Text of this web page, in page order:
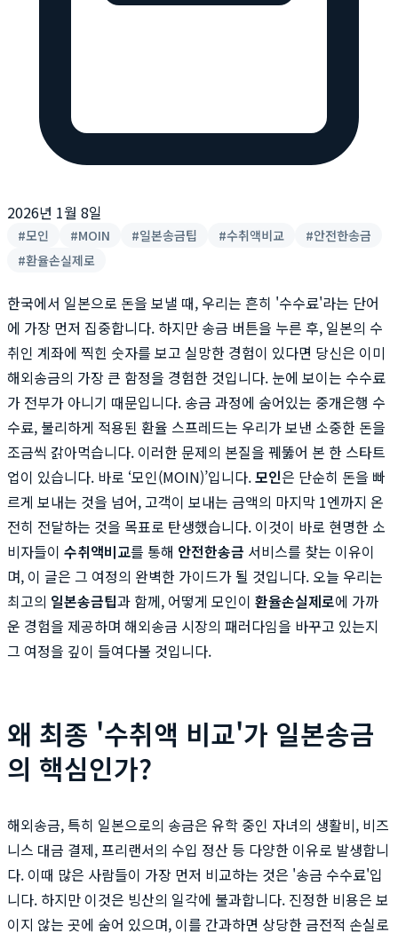
2026년 1월 8일
#모인 #MOIN #일본송금팁 #수취액비교 #안전한송금
#환율손실제로
한국에서 일본으로 돈을 보낼 때, 우리는 흔히 '수수료'라는 단어
에 가장 먼저 집중합니다. 하지만 송금 버튼을 누른 후, 일본의 수
취인 계좌에 찍힌 숫자를 보고 실망한 경험이 있다면 당신은 이미
해외송금의 가장 큰 함정을 경험한 것입니다. 눈에 보이는 수수료
가 전부가 아니기 때문입니다. 송금 과정에 숨어있는 중개은행 수
수료, 불리하게 적용된 환율 스프레드는 우리가 보낸 소중한 돈을
조금씩 갉아먹습니다. 이러한 문제의 본질을 꿰뚫어 본 한 스타트
업이 있습니다. 바로 ‘모인(MOIN)’입니다.모인은 단순히 돈을 빠
르게 보내는 것을 넘어, 고객이 보내는 금액의 마지막 1엔까지 온
전히 전달하는 것을 목표로 탄생했습니다. 이것이 바로 현명한 소
비자들이 수취액비교를 통해 안전한송금 서비스를 찾는 이유이
며, 이 글은 그 여정의 완벽한 가이드가 될 것입니다. 오늘 우리는
최고의 일본송금팁과 함께, 어떻게 모인이 환율손실제로에 가까
운 경험을 제공하며 해외송금 시장의 패러다임을 바꾸고 있는지
그 여정을 깊이 들여다볼 것입니다.
왜 최종 '수취액 비교'가 일본송금
의 핵심인가?
해외송금, 특히 일본으로의 송금은 유학 중인 자녀의 생활비, 비즈
니스 대금 결제, 프리랜서의 수입 정산 등 다양한 이유로 발생합니
다. 이때 많은 사람들이 가장 먼저 비교하는 것은 '송금 수수료'입
니다. 하지만 이것은 빙산의 일각에 불과합니다. 진정한 비용은 보
이지 않는 곳에 숨어 있으며, 이를 간과하면 상당한 금전적 손실로